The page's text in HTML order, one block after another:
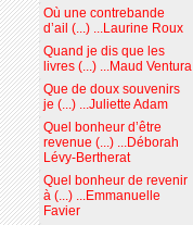
Où une contrebande
d’ail (...) ...Laurine Roux
Quand je dis que les
livres (...) ...Maud Ventura
Que de doux souvenirs
je (...) ...Juliette Adam
Quel bonheur d’être
revenue (...) ...Déborah
Lévy-Bertherat
Quel bonheur de revenir
à (...) ...Emmanuelle
Favier